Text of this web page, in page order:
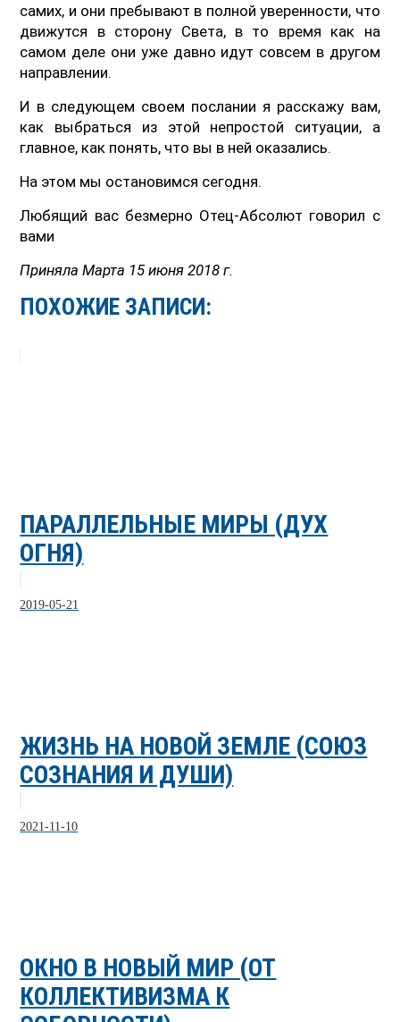
самих, и они пребывают в полной уверенности, что
движутся в сторону Света, в то время как на
самом деле они уже давно идут совсем в другом
направлении.
И в следующем своем послании я расскажу вам,
как выбраться из этой непростой ситуации, а
главное, как понять, что вы в ней оказались.
На этом мы остановимся сегодня.
Любящий вас безмерно Отец-Абсолют говорил с
вами
Приняла Марта 15 июня 2018 г.
ПОХОЖИЕ ЗАПИСИ:
ПАРАЛЛЕЛЬНЫЕ МИРЫ (ДУХ
ОГНЯ)
2019-05-21
ЖИЗНЬ НА НОВОЙ ЗЕМЛЕ (СОЮЗ
СОЗНАНИЯ И ДУШИ)
2021-11-10
ОКНО В НОВЫЙ МИР (ОТ
КОЛЛЕКТИВИЗМА К